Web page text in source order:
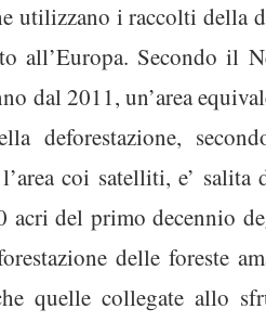
utilizzano i raccolti della
all’Europa. Secondo il
dal 2011, un’area
deforestazione,
coi satelliti, e’
acri del primo decennio
delle foreste
quelle collegate allo